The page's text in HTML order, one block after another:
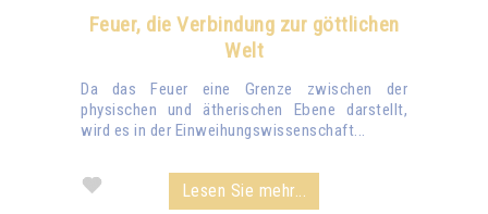
Feuer, die Verbindung zur göttlichen
Welt
Da das Feuer eine Grenze zwischen der
physischen und ätherischen Ebene darstellt,
wird es in der Einweihungswissenschaft...
Lesen Sie mehr...